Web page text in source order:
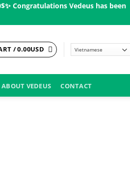
Vedeus has been
/0.00USD
ABOUT VEDEUS CONTACT